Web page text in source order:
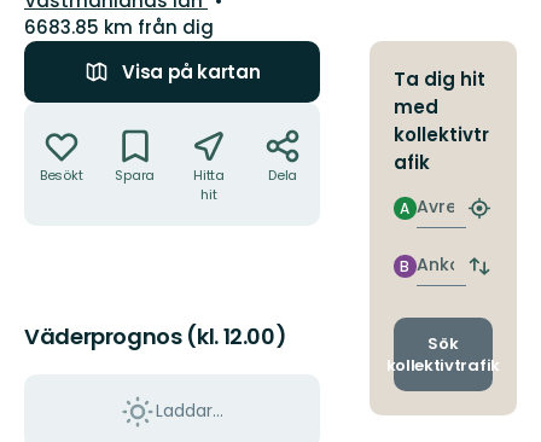
6683.85 km från dig
Visa på kartan
Besökt Spara
Hitta
hit
Dela
Väderprognos (kl. 12.00)
Laddar...
Ta dig hit
med
kollektivtr
afik
Avresa
A
Hitta
Ankomst
B
Byt
och
Sök
kollektivtrafik